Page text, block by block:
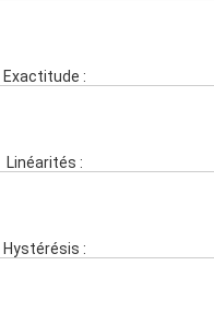
Exactitude :
Linéarités :
Hystérésis :